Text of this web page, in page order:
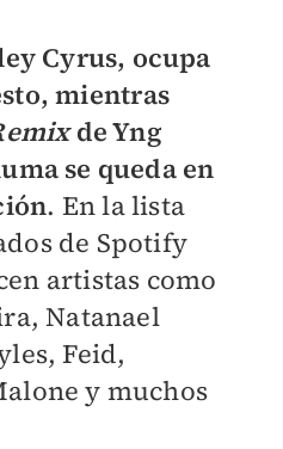
Cyrus, ocupa
mientras
de Yng
se queda en
. En la lista
de Spotify
artistas como
Natanael
Feid,
y muchos